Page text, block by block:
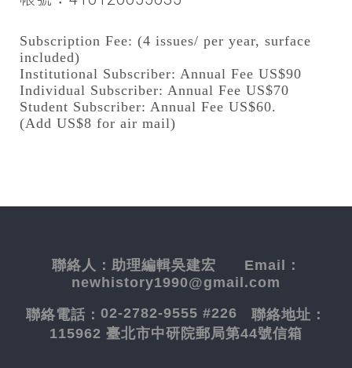
Subscription Fee: (4 issues/ per year, surface
included)
Institutional Subscriber: Annual Fee US$90
Individual Subscriber: Annual Fee US$70
Student Subscriber: Annual Fee US$60.
(Add US$8 for air mail)
聯絡人： 助理編輯吳建宏 Email：
newhistory1990@gmail.com
聯絡電話： 02-2782-9555 #226 聯絡地址：
115962 臺北市中研院郵局第44號信箱